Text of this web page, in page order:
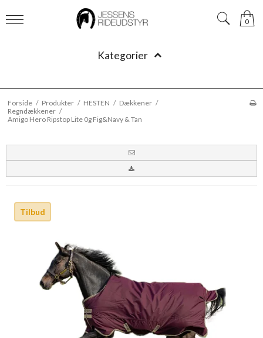
0
Kategorier
Forside / Produkter / HESTEN / Dækkener /
Regndækkener /
Amigo Hero Ripstop Lite 0g Fig&Navy & Tan
Tilbud